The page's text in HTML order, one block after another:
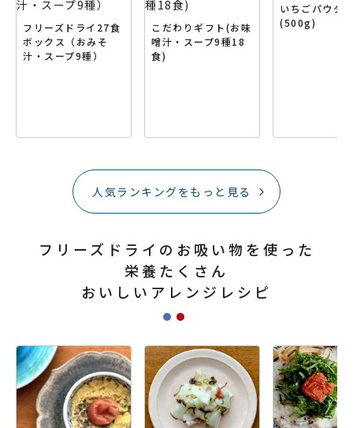
フリーズドライ27食
ボックス（おみそ
汁・スープ9種）
こだわりギフト(お味
噌汁・スープ9種18
食)
いちごパウダ
(500g)
人気ランキングをもっと見る
フリーズドライのお吸い物を使った
栄養たくさん
おいしいアレンジレシピ